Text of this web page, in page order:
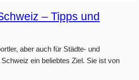
– Tipps und
aber auch für Städte- und
ein beliebtes Ziel. Sie ist von